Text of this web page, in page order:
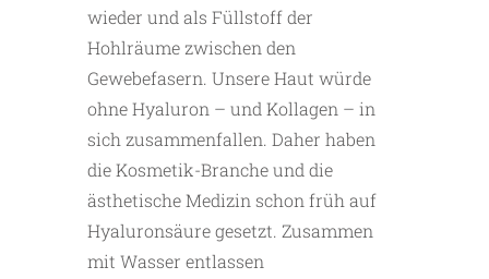
wieder und als Füllstoff der
Hohlräume zwischen den
Gewebefasern. Unsere Haut würde
ohne Hyaluron – und Kollagen – in
sich zusammenfallen. Daher haben
die Kosmetik-Branche und die
ästhetische Medizin schon früh auf
Hyaluronsäure gesetzt. Zusammen
mit Wasser entlassen